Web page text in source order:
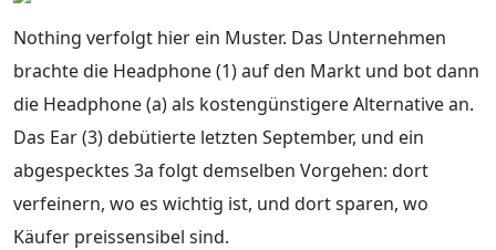
Nothing verfolgt hier ein Muster. Das Unternehmen
brachte die Headphone (1) auf den Markt und bot dann
die Headphone (a) als kostengünstigere Alternative an.
Das Ear (3) debütierte letzten September, und ein
abgespecktes 3a folgt demselben Vorgehen: dort
verfeinern, wo es wichtig ist, und dort sparen, wo
Käufer preissensibel sind.